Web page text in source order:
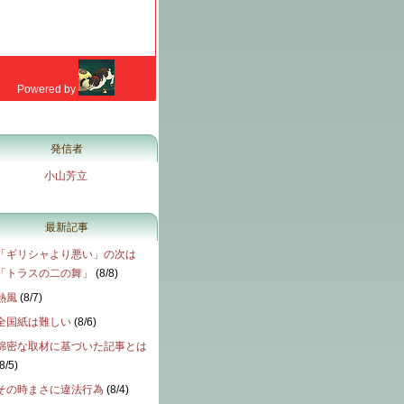
発信者
小山芳立
最新記事
ギリシャより悪い」の次は
トラスの二の舞」
(8/8)
風 (8/7)
国紙は難しい (8/6)
密な取材に基づいた記事とは
8/5)
の時まさに違法行為 (8/4)